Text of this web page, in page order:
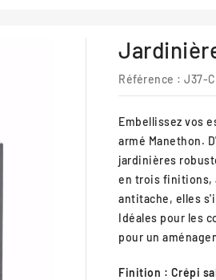
Référence : J37-
Embellissez vos
armé Manethon.
jardinières
en trois finitions,
antitache, elles
Idéales pour les
pour un
Finition : Crépi